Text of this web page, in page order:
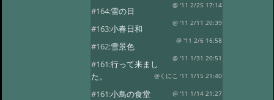
@ '11 2/25 17:14
#164:雪の日
@ '11 2/11 20:39
#163:小春日和
@ '11 2/6 16:58
#162:雪景色
@ '11 1/31 20:51
#161:行って来まし
た。
@くにこ '11 1/15 21:40
#161:小鳥の食堂 @ '11 1/14 21:27